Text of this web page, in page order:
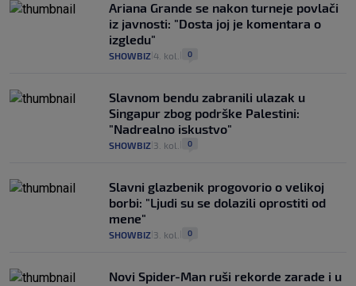
Ariana Grande se nakon turneje povlači
iz javnosti: "Dosta joj je komentara o
izgledu"
SHOWBIZ 4. kol. 0
Slavnom bendu zabranili ulazak u
Singapur zbog podrške Palestini:
"Nadrealno iskustvo"
SHOWBIZ 3. kol. 0
Slavni glazbenik progovorio o velikoj
borbi: "Ljudi su se dolazili oprostiti od
mene"
SHOWBIZ 3. kol. 0
Novi Spider-Man ruši rekorde zarade i u